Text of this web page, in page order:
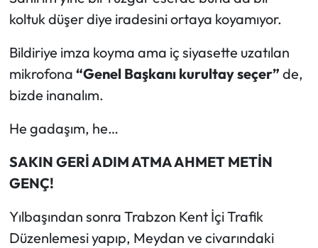
koltuk düşer diye iradesini ortaya koyamıyor.
Bildiriye imza koyma ama iç siyasette uzatılan
mikrofona “Genel Başkanı kurultay seçer” de,
bizde inanalım.
He gadaşım, he…
SAKIN GERİ ADIM ATMA AHMET METİN
GENÇ!
Yılbaşından sonra Trabzon Kent İçi Trafik
Düzenlemesi yapıp, Meydan ve civarındaki